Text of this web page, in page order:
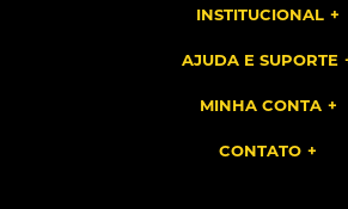
INSTITUCIONAL
AJUDA E SUPORTE
MINHA CONTA
CONTATO